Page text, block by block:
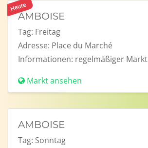
Heute
AMBOISE
Tag: Freitag
Adresse: Place du Marché
Informationen: regelmäßiger Markt
Markt ansehen
AMBOISE
Tag: Sonntag